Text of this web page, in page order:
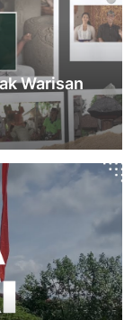
Warisan